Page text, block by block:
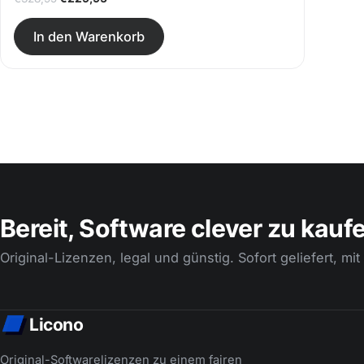
In den Warenkorb
Bereit, Software clever zu
Original-Lizenzen, legal und günstig. Sofort geliefert, mit
Licono
Original-Softwarelizenzen zu einem fairen